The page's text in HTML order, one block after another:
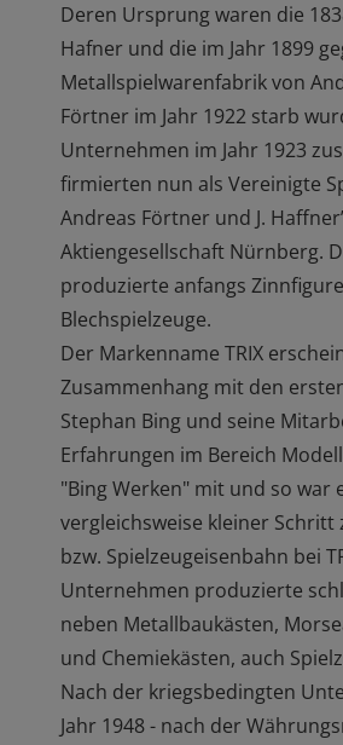
Deren Ursprung waren die
Hafner und die im Jahr 1899
Metallspielwarenfabrik von
Förtner im Jahr 1922 starb
Unternehmen im Jahr 1923
firmierten nun als Vereinigte
Andreas Förtner und J.
Aktiengesellschaft Nürnberg.
produzierte anfangs
Blechspielzeuge.
Der Markenname TRIX
Zusammenhang mit den
Stephan Bing und seine
Erfahrungen im Bereich
"Bing Werken" mit und so war
vergleichsweise kleiner
bzw. Spielzeugeisenbahn bei
Unternehmen produzierte
neben Metallbaukästen,
und Chemiekästen, auch
Nach der kriegsbedingten
Jahr 1948 - nach der